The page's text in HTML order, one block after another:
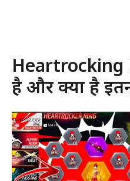
Heartrocking
है और क्यों है